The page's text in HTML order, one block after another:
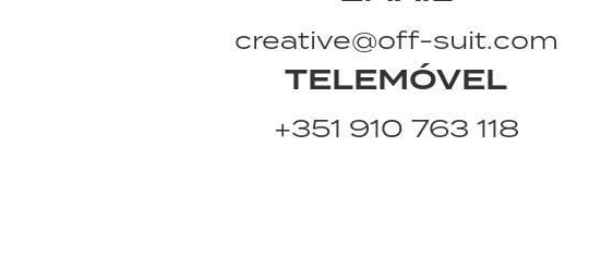
creative@off-suit.com
TELEMÓVEL
+351 910 763 118